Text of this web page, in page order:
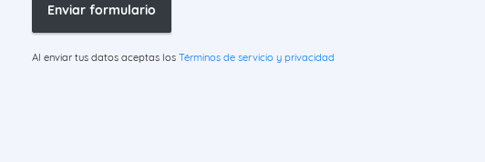
Enviar formulario
Al enviar tus datos aceptas los Términos de servicio y privacidad